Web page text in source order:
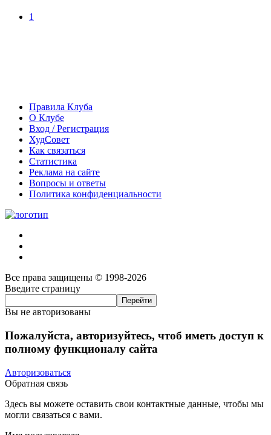
1
Правила Клуба
О Клубе
Вход / Регистрация
ХудСовет
Как связаться
Статистика
Реклама на сайте
Вопросы и ответы
Политика конфиденциальности
Все права защищены © 1998-2026
Введите страницу
Вы не авторизованы
Пожалуйста, авторизуйтесь, чтоб иметь доступ к
полному функционалу сайта
Авторизоваться
Обратная связь
Здесь вы можете оставить свои контактные данные, чтобы мы
могли связаться с вами.